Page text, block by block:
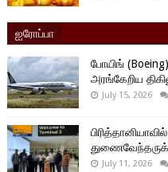
ஐரோப்பா
போயிங்
அரங்கேறிய
July 15, 2026
July 11, 2026